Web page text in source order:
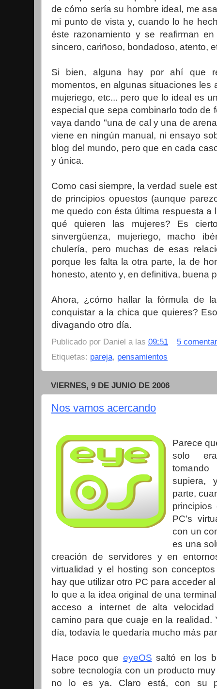
de cómo sería su hombre ideal, me
mi punto de vista y, cuando lo he
éste razonamiento y se reafirman
sincero, cariñoso, bondadoso, atento,
Si bien, alguna hay por ahí que
momentos, en algunas situaciones les
mujeriego, etc... pero que lo ideal es
especial que sepa combinarlo todo de
vaya dando "una de cal y una de
viene en ningún manual, ni ensayo
blog del mundo, pero que en cada
y única.
Como casi siempre, la verdad suele
de principios opuestos (aunque
me quedo con ésta última respuesta a
qué quieren las mujeres? Es
sinvergüenza, mujeriego, macho
chulería, pero muchas de esas
porque les falta la otra parte, la de
honesto, atento y, en definitiva, buena
Ahora, ¿cómo hallar la fórmula de
conquistar a la chica que quieres?
divagando otro día.
Publicado por Daniel a las 09:51
5
Etiquetas: pareja, pensamientos
VIERNES, 9 DE JUNIO DE 2006
Nos vamos acercando
Parece
solo
supiera,
parte,
PC's
con un
es una
creación de servidores y en
virtualidad y el hosting son
hay que utilizar otro PC para acceder
lo que a la idea original de una
acceso a internet de alta
camino para que cuaje en la
día, todavía le quedaría mucho más
Hace poco que eyeOS saltó en los
sobre tecnología con un producto
no lo es ya. Claro está, con su